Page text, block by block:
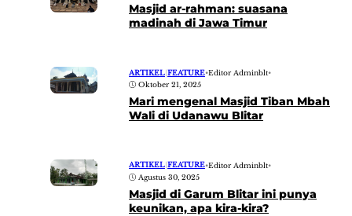
Masjid ar-rahman: suasana
madinah di Jawa Timur
ARTIKEL|FEATURE•Editor Adminblt•
Oktober 21, 2025
Mari mengenal Masjid Tiban Mbah
Wali di Udanawu Blitar
ARTIKEL FEATURE•Editor Adminblt•
Agustus 30, 2025
Masjid di Garum Blitar ini punya
keunikan, apa kira-kira?